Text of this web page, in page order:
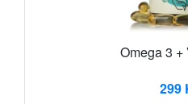
Omega 3 +
299